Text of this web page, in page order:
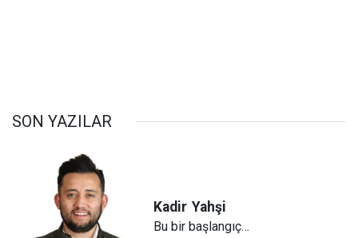
SON YAZILAR
Kadir Yahşi
Bu bir başlangıç…